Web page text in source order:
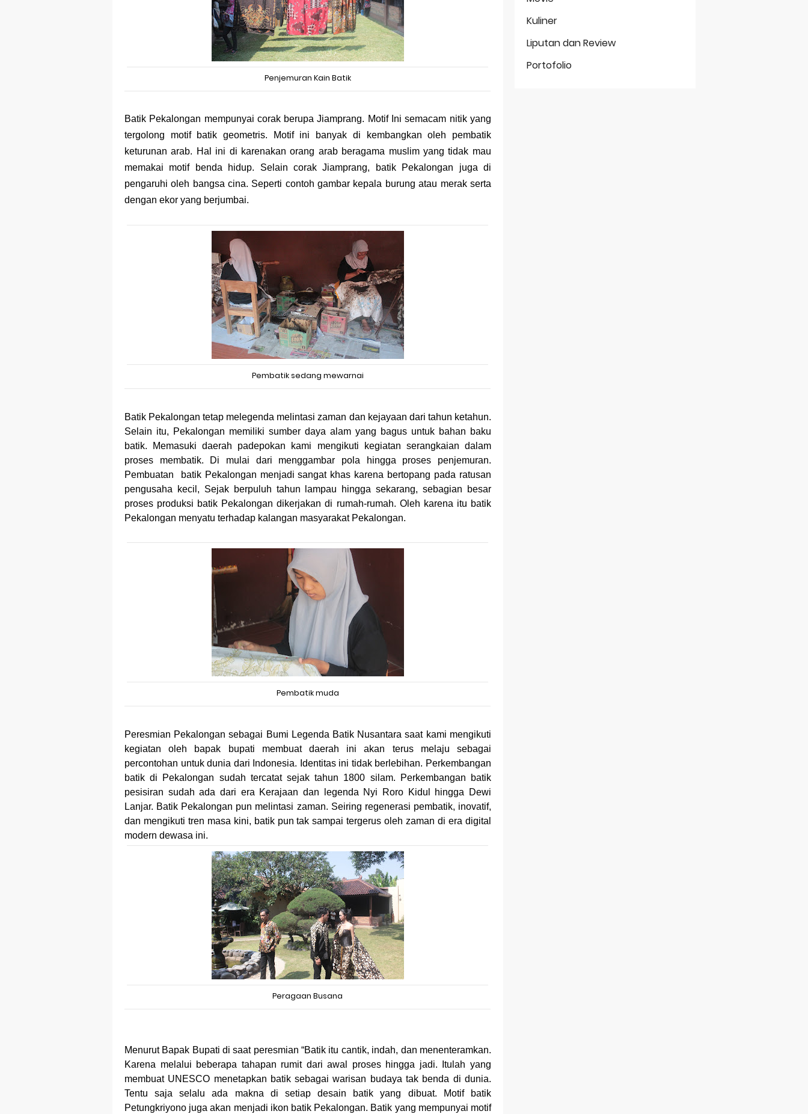
Penjemuran Kain Batik
Batik Pekalongan mempunyai corak berupa Jiamprang. Motif Ini semacam nitik yang
tergolong motif batik geometris. Motif ini banyak di kembangkan oleh pembatik
keturunan arab. Hal ini di karenakan orang arab beragama muslim yang tidak mau
memakai motif benda hidup. Selain corak Jiamprang, batik Pekalongan juga di
pengaruhi oleh bangsa cina. Seperti contoh gambar kepala burung atau merak serta
dengan ekor yang berjumbai.
Pembatik sedang mewarnai
Batik Pekalongan tetap melegenda melintasi zaman dan kejayaan dari tahun ketahun.
Selain itu, Pekalongan memiliki sumber daya alam yang bagus untuk bahan baku
batik. Memasuki daerah padepokan kami mengikuti kegiatan serangkaian dalam
proses membatik. Di mulai dari menggambar pola hingga proses penjemuran.
Pembuatan
batik Pekalongan menjadi sangat khas karena bertopang pada ratusan
pengusaha kecil, Sejak berpuluh tahun lampau hingga sekarang, sebagian besar
proses produksi batik Pekalongan dikerjakan di rumah-rumah. Oleh karena itu batik
Pekalongan menyatu terhadap kalangan masyarakat Pekalongan.
Pembatik muda
Peresmian Pekalongan sebagai Bumi Legenda Batik Nusantara saat kami mengikuti
kegiatan oleh bapak bupati membuat daerah ini akan terus melaju sebagai
percontohan untuk dunia dari Indonesia. Identitas ini tidak berlebihan. Perkembangan
batik di Pekalongan sudah tercatat sejak tahun 1800 silam. Perkembangan batik
pesisiran sudah ada dari era Kerajaan dan legenda Nyi Roro Kidul hingga Dewi
Lanjar. Batik Pekalongan pun melintasi zaman. Seiring regenerasi pembatik, inovatif,
dan mengikuti tren masa kini, batik pun tak sampai tergerus oleh zaman di era digital
modern dewasa ini.
Peragaan Busana
Menurut Bapak Bupati di saat peresmian “Batik itu cantik, indah, dan menenteramkan.
Karena melalui beberapa tahapan rumit dari awal proses hingga jadi. Itulah yang
membuat UNESCO menetapkan batik sebagai warisan budaya tak benda di dunia.
Tentu saja selalu ada makna di setiap desain batik yang dibuat. Motif batik
Petungkriyono juga akan menjadi ikon batik Pekalongan. Batik yang mempunyai motif
Kuliner
Liputan dan Review
Portofolio